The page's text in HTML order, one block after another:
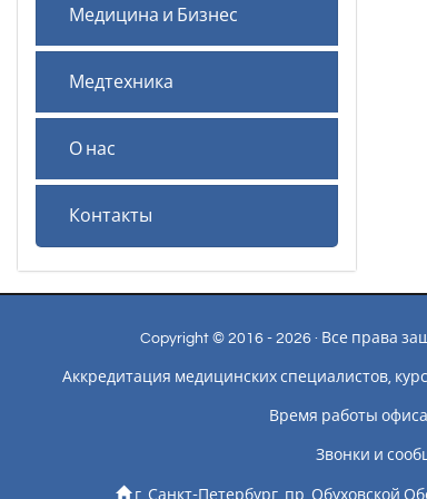
Медицина и Бизнес
Медтехника
О нас
Контакты
Copyright © 2016 - 2026 · Все права
Аккредитация медицинских специалистов,
Время работы
Звонки и
г. Санкт-Петербург, пр. Обуховской